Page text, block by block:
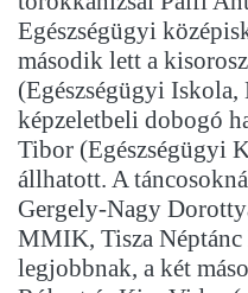
Egészségügyi
második lett a
(Egészségügyi
képzeletbeli dobogó
Tibor (Egészségügyi
állhatott. A
Gergely-Nagy
MMIK, Tisza
legjobbnak, a két